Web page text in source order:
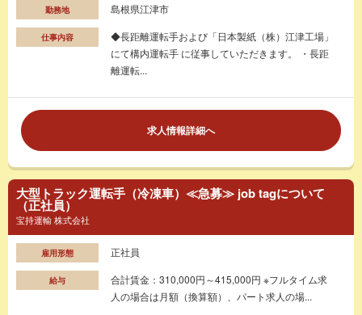
勤務地 島根県江津市
仕事内容
◆長距離運転手および「日本製紙（株）江津工場」
にて構内運転手 に従事していただきます。 ・長距
離運転...
求人情報詳細へ
大型トラック運転手（冷凍車）≪急募≫ job tagについて
（正社員）
宝持運輸 株式会社
雇用形態 正社員
給与
合計賃金：310,000円～415,000円 ※フルタイム求
人の場合は月額（換算額）、パート求人の場...